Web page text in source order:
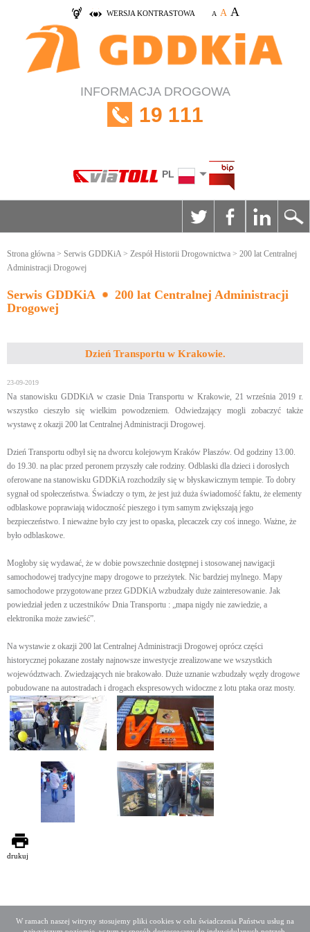
W ramach naszej witryny stosujemy pliki cookies w celu świadczenia Państwu usług na
WERSJA KONTRASTOWA A A A
INFORMACJA DROGOWA
19 111
PL
Strona główna > Serwis GDDKiA> Zespół Historii Drogownictwa > 200 lat Centralnej
Administracji Drogowej
Serwis GDDKiA
200 lat Centralnej Administracji
Drogowej
Dzień Transportu w Krakowie.
23-09-2019
Na stanowisku GDDKiA w czasie Dnia Transportu w Krakowie, 21 września 2019 r.
wszystko cieszyło się wielkim powodzeniem. Odwiedzający mogli zobaczyć także
wystawę z okazji 200 lat Centralnej Administracji Drogowej.
Dzień Transportu odbył się na dworcu kolejowym Kraków Płaszów. Od godziny 13.00.
do 19.30. na plac przed peronem przyszły całe rodziny. Odblaski dla dzieci i dorosłych
oferowane na stanowisku GDDKiA rozchodziły się w błyskawicznym tempie. To dobry
sygnał od społeczeństwa. Świadczy o tym, że jest już duża świadomość faktu, że elementy
odblaskowe poprawiają widoczność pieszego i tym samym zwiększają jego
bezpieczeństwo. I nieważne było czy jest to opaska, plecaczek czy coś innego. Ważne, że
było odblaskowe.
Mogłoby się wydawać, że w dobie powszechnie dostępnej i stosowanej nawigacji
samochodowej tradycyjne mapy drogowe to przeżytek. Nic bardziej mylnego. Mapy
samochodowe przygotowane przez GDDKiA wzbudzały duże zainteresowanie. Jak
powiedział jeden z uczestników Dnia Transportu : „mapa nigdy nie zawiedzie, a
elektronika może zawieść”.
Na wystawie z okazji 200 lat Centralnej Administracji Drogowej oprócz części
historycznej pokazane zostały najnowsze inwestycje zrealizowane we wszystkich
województwach. Zwiedzających nie brakowało. Duże uznanie wzbudzały węzły drogowe
pobudowane na autostradach i drogach ekspresowych widoczne z lotu ptaka oraz mosty.
drukuj